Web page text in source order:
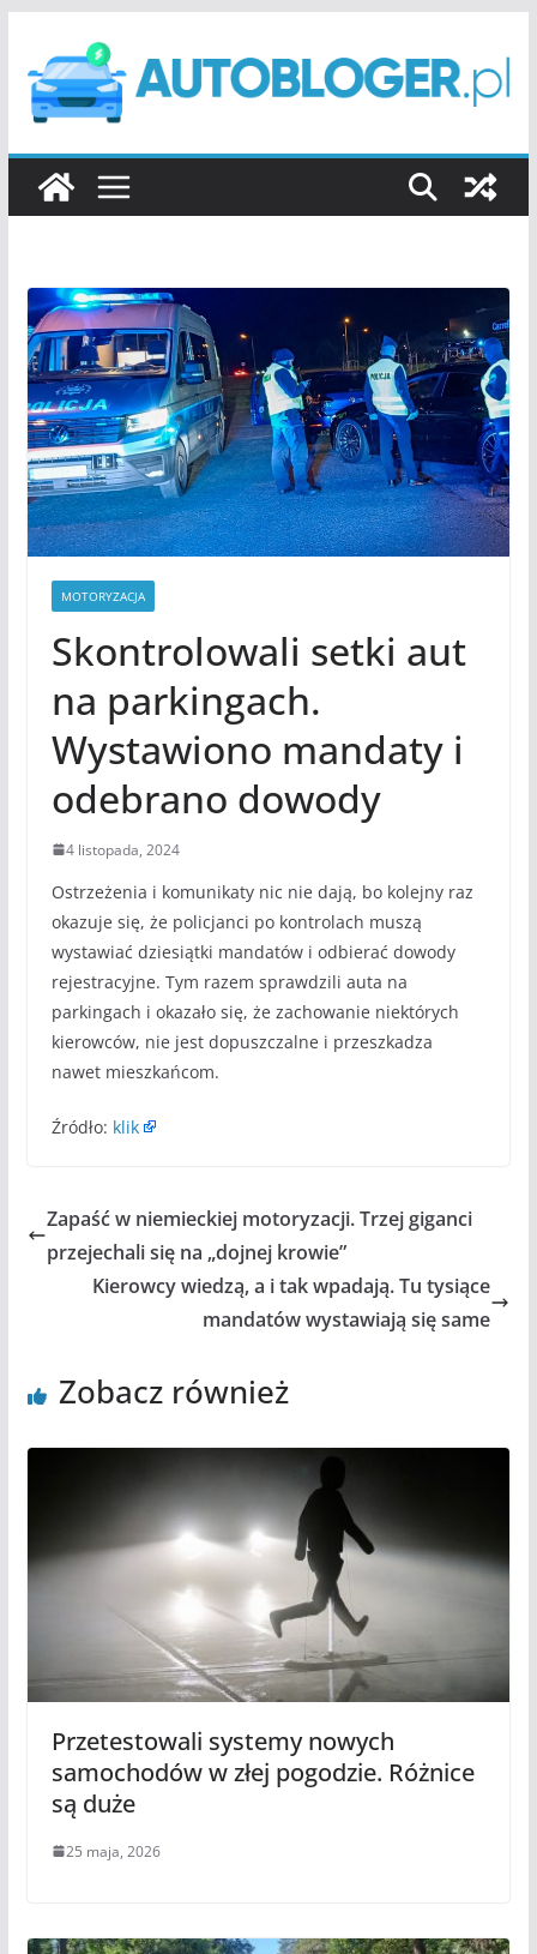
treści
MOTORYZACJA
Skontrolowali setki aut
na parkingach.
Wystawiono mandaty i
odebrano dowody
4 listopada, 2024
Ostrzeżenia i komunikaty nic nie dają, bo kolejny raz
okazuje się, że policjanci po kontrolach muszą
wystawiać dziesiątki mandatów i odbierać dowody
rejestracyjne. Tym razem sprawdzili auta na
parkingach i okazało się, że zachowanie niektórych
kierowców, nie jest dopuszczalne i przeszkadza
nawet mieszkańcom.
Źródło: klik
Zapaść w niemieckiej motoryzacji. Trzej giganci
przejechali się na „dojnej krowie”
Kierowcy wiedzą, a i tak wpadają. Tu tysiące
mandatów wystawiają się same
Zobacz również
Przetestowali systemy nowych
samochodów w złej pogodzie. Różnice
są duże
25 maja, 2026